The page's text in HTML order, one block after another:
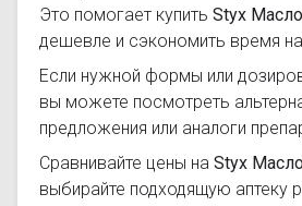
Это помогает купить Styx
дешевле и сэкономить время
Если нужной формы или
вы можете посмотреть
предложения или аналоги
Сравнивайте цены на Styx
выбирайте подходящую аптеку